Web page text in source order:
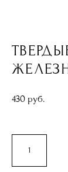
430 pуб.